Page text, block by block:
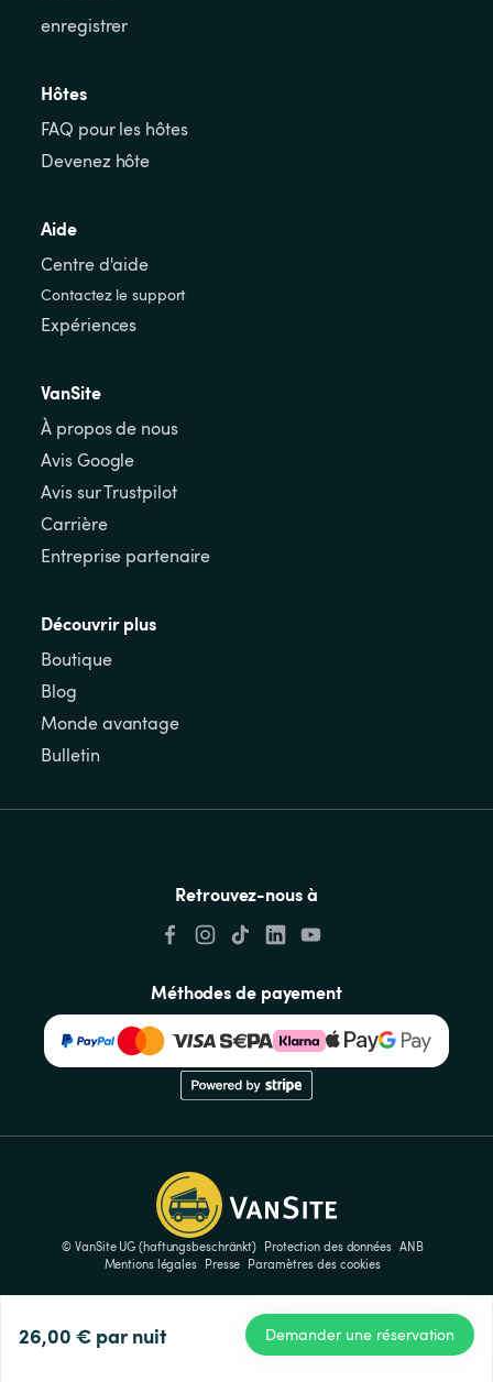
26,00 € par nuit Demander une réservation
enregistrer
Hôtes
FAQ pour les hôtes
Devenez hôte
Aide
Centre d'aide
Contactez le support
Expériences
VanSite
À propos de nous
Avis Google
Avis sur Trustpilot
Carrière
Entreprise partenaire
Découvrir plus
Boutique
Blog
Monde avantage
Bulletin
Retrouvez-nous à
Méthodes de payement
© VanSite UG (haftungsbeschränkt) Protection des données ANB
Mentions légales
Presse Paramètres des cookies